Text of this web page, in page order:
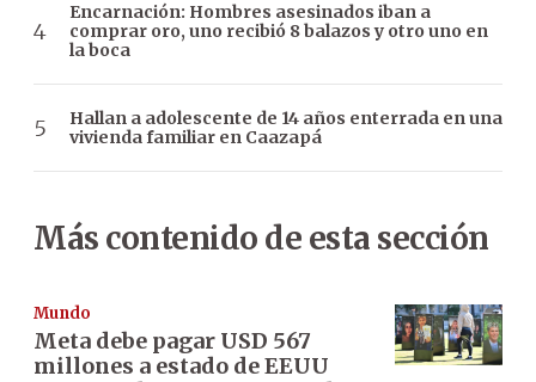
Encarnación: Hombres asesinados iban a
comprar oro, uno recibió 8 balazos y otro uno en
la boca
Hallan a adolescente de 14 años enterrada en una
vivienda familiar en Caazapá
Más contenido de esta sección
Mundo
Meta debe pagar USD 567
millones a estado de EEUU